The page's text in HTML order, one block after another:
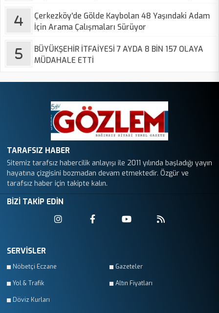
Çerkezköy'de Gölde Kaybolan 48 Yaşındaki Adam
İçin Arama Çalışmaları Sürüyor
BÜYÜKŞEHİR İTFAİYESİ 7 AYDA 8 BİN 157 OLAYA
MÜDAHALE ETTİ
TARAFSIZ HABER
Sitemiz tarafsız habercilik anlayışı ile 2011 yılında başladığı yayın
hayatına çizgisini bozmadan devam etmektedir. Özgür ve
tarafsız haber için takipte kalın.
BİZİ TAKİP EDİN
SERVİSLER
Nöbetçi Eczane Gazeteler
Yol & Trafik Altın Fiyatları
Döviz Kurları